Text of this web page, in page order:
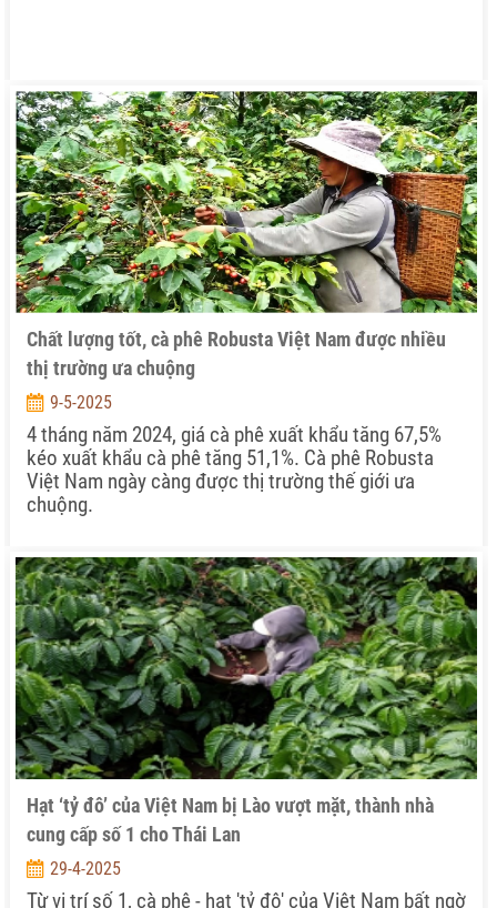
Chất lượng tốt, cà phê Robusta Việt Nam được nhiều
thị trường ưa chuộng
9-5-2025
4 tháng năm 2024, giá cà phê xuất khẩu tăng 67,5%
kéo xuất khẩu cà phê tăng 51,1%. Cà phê Robusta
Việt Nam ngày càng được thị trường thế giới ưa
chuộng.
Hạt ‘tỷ đô’ của Việt Nam bị Lào vượt mặt, thành nhà
cung cấp số 1 cho Thái Lan
29-4-2025
Từ vị trí số 1, cà phê - hạt 'tỷ đô' của Việt Nam bất ngờ